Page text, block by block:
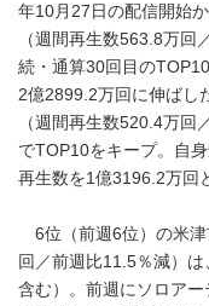
年10月27日の配信開始
（週間再生数563.8万
続・通算30回目の
2億2899.2万回に伸ばし
（週間再生数520.4万
でTOP10をキープ。自
再生数を1億3196.2万回
6位（前週6位）の米津
回／前週比11.5％減）
含む）。前週にソロア